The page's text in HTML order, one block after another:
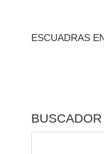
ESCUADRAS
BUSCADOR